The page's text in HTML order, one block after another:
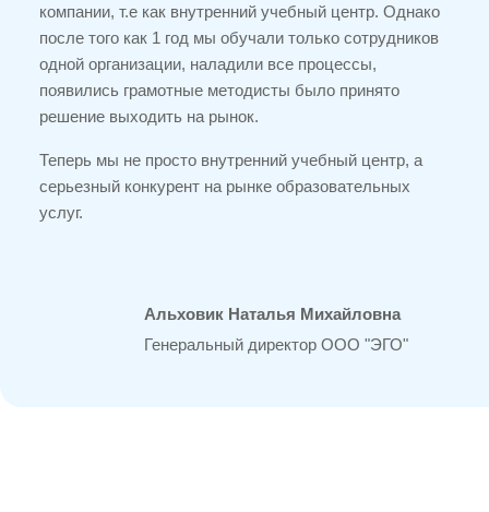
компании, т.е как внутренний учебный центр. Однако
после того как 1 год мы обучали только сотрудников
одной организации, наладили все процессы,
появились грамотные методисты было принято
решение выходить на рынок.
Теперь мы не просто внутренний учебный центр, а
серьезный конкурент на рынке образовательных
услуг.
Альховик Наталья Михайловна
Генеральный директор ООО "ЭГО"